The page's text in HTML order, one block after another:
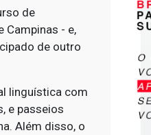
de
Campinas - e,
de outro
linguística com
e passeios
Além disso, o